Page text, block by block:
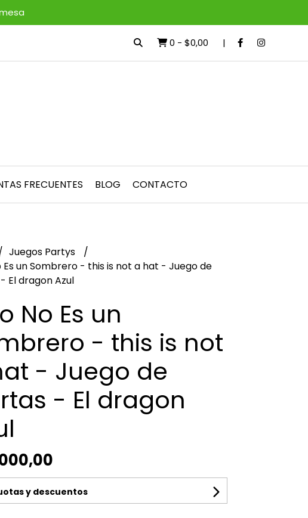
0 - $0,00
FRECUENTES BLOG CONTACTO
Juegos Partys
Es un Sombrero - this is not a hat - Juego de
El dragon Azul
No Es un
- this is not
- Juego de
- El dragon
y descuentos